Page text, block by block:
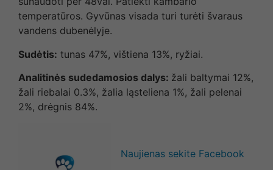
temperatūros. Gyvūnas visada turi turėti švaraus
vandens dubenėlyje.
Sudėtis: tunas 47%, vištiena 13%, ryžiai.
Analitinės sudedamosios dalys: žali baltymai 12%,
žali riebalai 0.3%, žalia ląsteliena 1%, žali pelenai
2%, drėgnis 84%.
Naujienas sekite Facebook